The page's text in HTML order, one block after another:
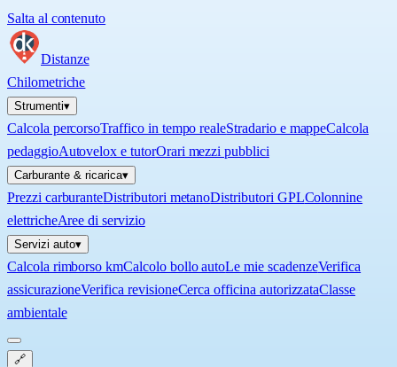
Salta al contenuto
Distanze
Chilometriche
Strumenti▾
Calcola percorsoTraffico in tempo realeStradario e mappeCalcola
pedaggioAutovelox e tutorOrari mezzi pubblici
Carburante & ricarica▾
Prezzi carburanteDistributori metanoDistributori GPLColonnine
elettricheAree di servizio
Servizi auto▾
Calcola rimborso kmCalcolo bollo autoLe mie scadenzeVerifica
assicurazioneVerifica revisioneCerca officina autorizzataClasse
ambientale
🔗